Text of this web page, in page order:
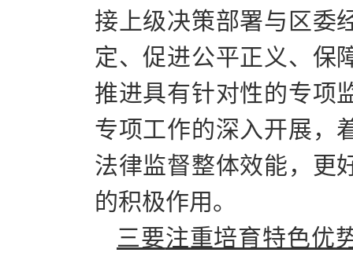
接上级决策部署与区委
定、促进公平正义、保
推进具有针对性的专项
专项工作的深入开展，
法律监督整体效能，更
的积极作用。
三要注重培育特色优